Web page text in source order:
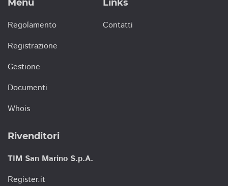
Menu
Regolamento
Registrazione
Gestione
Documenti
Whois
Links
Contatti
Rivenditori
TIM San Marino S.p.A.
Register.it